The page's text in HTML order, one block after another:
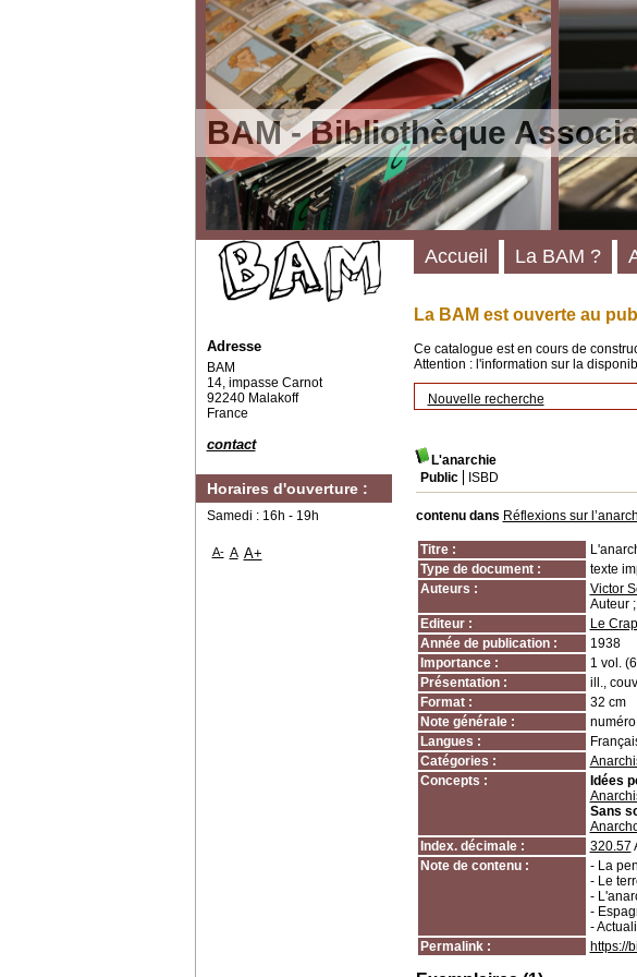
BAM - Bibliothèque
La BAM est ouverte au
Ce catalogue est en cours de
Attention : l'information sur la
Nouvelle recherche
L'anarchie
Public
ISBD
contenu dans Réflexions sur
Titre :
Type de document :
texte
Auteurs :
Victor
Auteur ;
Editeur :
Le
Année de publication :
1938
Importance :
1 vol.
Présentation :
ill.,
Format :
32 cm
Note générale :
Langues :
Catégories :
Concepts :
Idées
Sans
Index. décimale :
320.57
Note de contenu :
- La
- Le
-
-
-
Permalink :
https://
Accueil La BAM ?
Adresse
BAM
14, impasse Carnot
92240 Malakoff
France
contact
Horaires d'ouverture :
Samedi : 16h - 19h
A- A A+